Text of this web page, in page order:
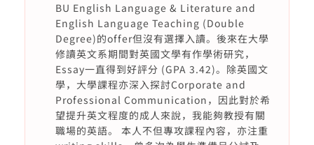
BU English Language & Literature and
English Language Teaching (Double
Degree)的offer但沒有選擇入讀。後來在大學
修讀英文系期間對英國文學有作學術研究，
Essay一直得到好評分 (GPA 3.42)。除英國文
學，大學課程亦深入探討Corporate and
Professional Communication，因此對於希
望提升英文程度的成人來說，我能夠教授有關
職場的英語。 本人不但專攻課程內容，亦注重